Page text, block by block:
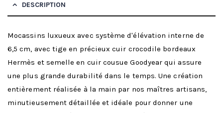
DESCRIPTION
Mocassins luxueux avec système d'élévation interne de
6,5 cm, avec tige en précieux cuir crocodile bordeaux
Hermès et semelle en cuir cousue Goodyear qui assure
une plus grande durabilité dans le temps. Une création
entièrement réalisée à la main par nos maîtres artisans,
minutieusement détaillée et idéale pour donner une